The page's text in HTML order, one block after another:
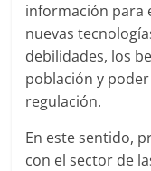
información para
nuevas
debilidades, los
población y
regulación.
En este sentido,
con el sector de